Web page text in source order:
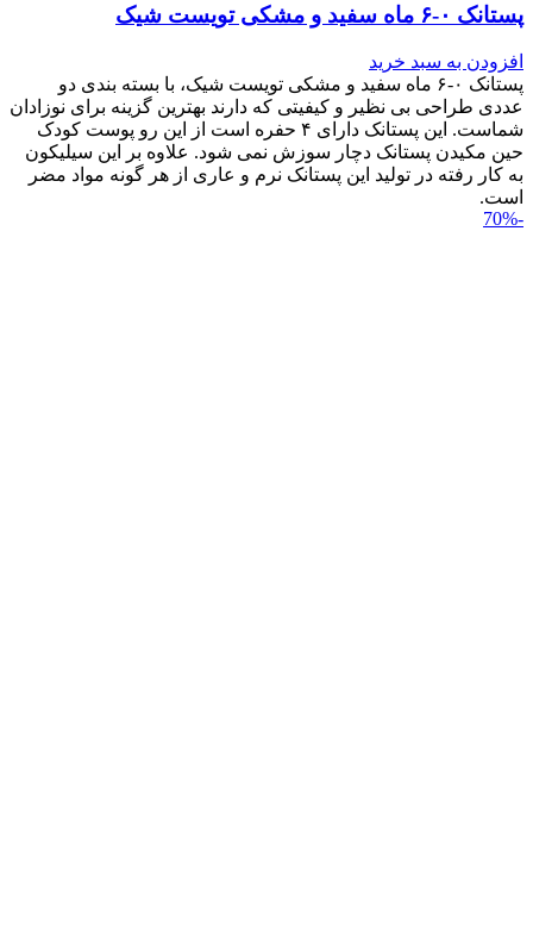
پستانک ۰-۶ ماه سفید و مشکی تویست شیک
افزودن به سبد خرید
پستانک ۰-۶ ماه سفید و مشکی تویست شیک، با بسته بندی دو
عددی طراحی بی نظیر و کیفیتی که دارند بهترین گزینه برای نوزادان
شماست. این پستانک دارای ۴ حفره است از این رو پوست کودک
حین مکیدن پستانک دچار سوزش نمی شود. علاوه بر این سیلیکون
به کار رفته در تولید این پستانک نرم و عاری از هر گونه مواد مضر
است.
-70%